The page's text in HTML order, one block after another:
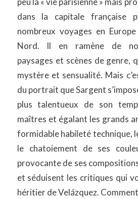
dans la capitale française
nombreux voyages en
Nord. Il en ramène de
paysages et scènes de genre,
mystère et sensualité. Mais
du portrait que Sargent
plus talentueux de son
maîtres et égalant les grands
formidable habileté technique,
le chatoiement de ses
provocante de ses
et séduisent les critiques qui
héritier de Velázquez.